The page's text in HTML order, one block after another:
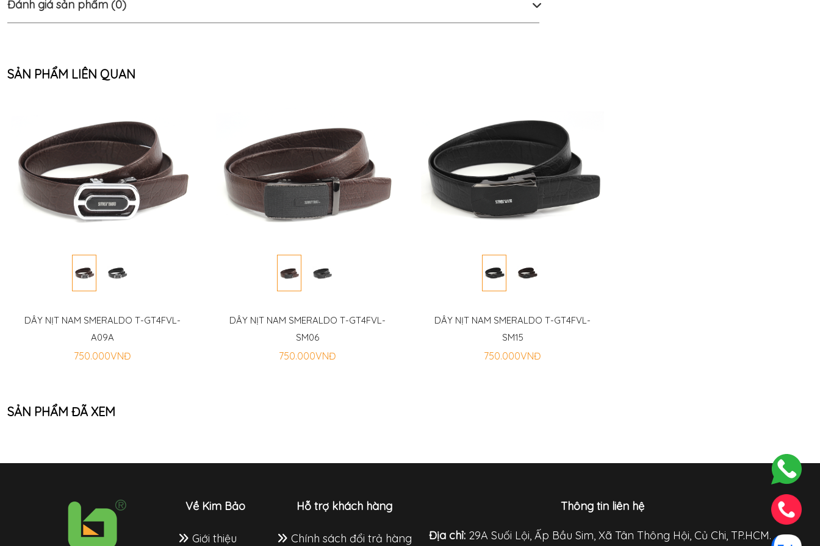
Đánh giá sản phẩm (0)
SẢN PHẨM LIÊN QUAN
DÂY NỊT NAM SMERALDO T-GT4FVL-
A09A
750.000VNĐ
DÂY NỊT NAM SMERALDO T-GT4FVL-
SM06
750.000VNĐ
DÂY NỊT NAM SMERALDO T-GT4FVL-
SM15
750.000VNĐ
SẢN PHẨM ĐÃ XEM
Về Kim Bảo
Giới thiệu
Hỗ trợ khách hàng
Chính sách đổi trả hàng
Thông tin liên hệ
Địa chỉ: 29A Suối Lội, Ấp Bầu Sim, Xã Tân Thông Hội, Củ Chi, TP.HCM.